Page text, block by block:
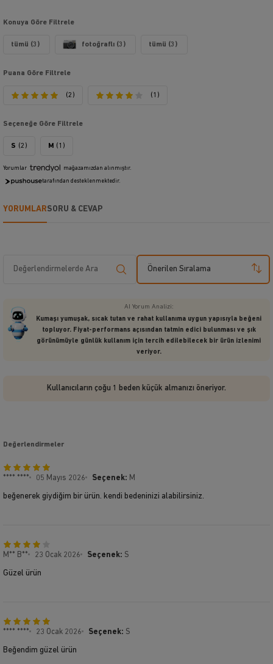
Konuya Göre Filtrele
tümü (3) fotoğraflı (3) tümü (3)
Puana Göre Filtrele
(2) (1)
Seçeneğe Göre Filtrele
S (2) M (1)
Yorumlar mağazamızdan alınmıştır.
tarafından desteklenmektedir.
YORUMLARSORU & CEVAP
Önerilen Sıralama
AI Yorum Analizi:
Kumaşı yumuşak, sıcak tutan ve rahat kullanıma uygun yapısıyla beğeni
topluyor. Fiyat-performans açısından tatmin edici bulunması ve şık
görünümüyle günlük kullanım için tercih edilebilecek bir ürün izlenimi
veriyor.
Kullanıcıların çoğu 1 beden küçük almanızı öneriyor.
Değerlendirmeler
**** **** 05 Mayıs 2026 Seçenek: M
beğenerek giydiğim bir ürün. kendi bedeninizi alabilirsiniz.
M** B** 23 Ocak 2026 Seçenek: S
Güzel ürün
**** **** 23 Ocak 2026 Seçenek: S
Beğendim güzel ürün